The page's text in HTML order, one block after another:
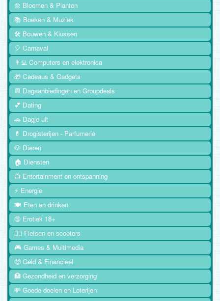
🌼 Bloemen & Planten
📚 Boeken & Muziek
🛠️ Bouwen & Klussen
🎈 Carnaval
👨‍💻 Computers en elektronica
🎁 Cadeaus & Gadgets
📆 Dagaanbiedingen en Groupdeals
💕 Dating
🚗 Dagje uit
💊 Drogisterijen - Parfumerie
🐶 Dieren
🏠 Diensten
📺 Entertainment en ontspanning
⚡ Energie
🍽️ Eten en drinken
🔞 Erotiek 18+
🚴‍♂️ Fietsen en scooters
🎮 Games & Multimedia
🤑 Geld & Financieel
🏥 Gezondheid en verzorging
💸 Goede doelen en Loterijen